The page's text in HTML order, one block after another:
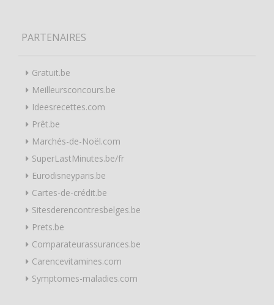
PARTENAIRES
Gratuit.be
Meilleursconcours.be
Ideesrecettes.com
Prêt.be
Marchés-de-Noël.com
SuperLastMinutes.be/fr
Eurodisneyparis.be
Cartes-de-crédit.be
Sitesderencontresbelges.be
Prets.be
Comparateurassurances.be
Carencevitamines.com
Symptomes-maladies.com